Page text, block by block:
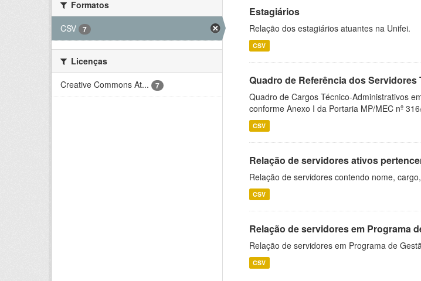
Formatos
CSV
7
Licenças
Creative Commons At...
7
Estagiários
Relação dos estagiários atuantes na Unifei.
CSV
Quadro de Referência dos
Quadro de Cargos Técnico-Administrativos
conforme Anexo I da Portaria MP/MEC nº
CSV
Relação de servidores ativos
Relação de servidores contendo nome,
CSV
Relação de servidores em Programa
Relação de servidores em Programa de
CSV